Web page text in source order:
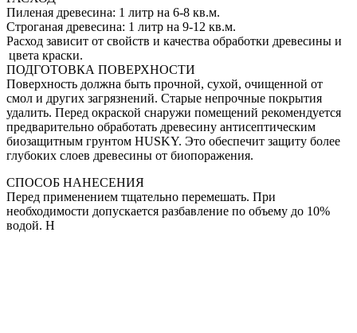
Пиленая древесина: 1 литр на 6-8 кв.м.
Строганая древесина: 1 литр на 9-12 кв.м.
Расход зависит от свойств и качества обработки древесины и
цвета краски.
ПОДГОТОВКА ПОВЕРХНОСТИ
Поверхность должна быть прочной, сухой, очищенной от
смол и других загрязнений. Старые непрочные покрытия
удалить. Перед окраской снаружи помещений рекомендуется
предварительно обработать древесину антисептическим
биозащитным грунтом HUSKY. Это обеспечит защиту более
глубоких слоев древесины от биопоражения.
СПОСОБ НАНЕСЕНИЯ
Перед применением тщательно перемешать. При
необходимости допускается раз­бав­ление по объему до 10%
водой. Н